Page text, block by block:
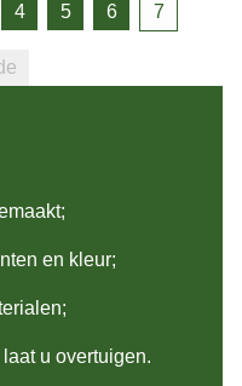
4 5 6 7
en kleur;
u overtuigen.